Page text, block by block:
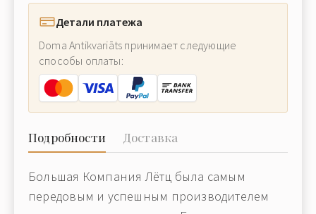
Детали платежа
Doma Antikvariāts принимает следующие
способы оплаты:
Подробности Доставка
Большая Компания Лётц была самым
передовым и успешным производителем